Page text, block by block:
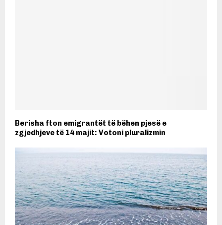
Berisha fton emigrantët të bëhen pjesë e
zgjedhjeve të 14 majit: Votoni pluralizmin